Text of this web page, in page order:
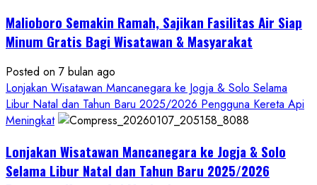
Jobeh
yang
Resmi
Sandang
Status
Kalurahan
Budaya
Malioboro Semakin Ramah, Sajikan Fasilitas Air Siap
Minum Gratis Bagi Wisatawan & Masyarakat
Posted on 7 bulan ago
Lonjakan Wisatawan Mancanegara ke Jogja & Solo Selama
Libur Natal dan Tahun Baru 2025/2026 Pengguna Kereta Api
Meningkat
Lonjakan Wisatawan Mancanegara ke Jogja & Solo
Selama Libur Natal dan Tahun Baru 2025/2026